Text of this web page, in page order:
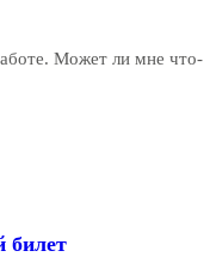
Может ли мне что-
билет